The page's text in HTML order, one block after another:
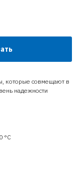
которые совмещают в
надежности
°С